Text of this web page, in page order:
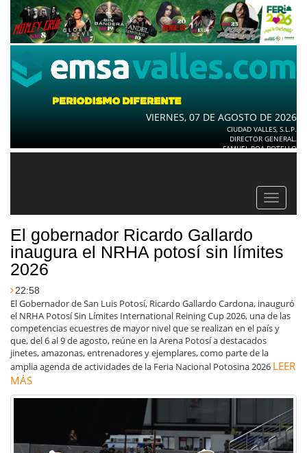
VIERNES, 07 DE AGOSTO DE 2026
CIUDAD VALLES, S.L.P.
DIRECTOR GENERAL.
SAMUEL ROA BOTELLO
Toggle
El gobernador Ricardo Gallardo
inaugura el NRHA potosí sin límites
2026
22:58
El Gobernador de San Luis Potosí, Ricardo Gallardo Cardona, inauguró
el NRHA Potosí Sin Límites International Reining Cup 2026, una de las
competencias ecuestres de mayor nivel que se realizan en el país y
que, del 6 al 9 de agosto, reúne en la Arena Potosí a destacados
jinetes, amazonas, entrenadores y ejemplares, como parte de la
amplia agenda de actividades de la Feria Nacional Potosina 2026 LEER
MÁS